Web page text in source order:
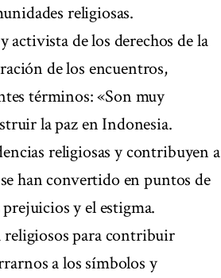
religiosas.
activista de los derechos de la
de los encuentros,
términos: «Son muy
la paz en Indonesia.
religiosas y contribuyen a
han convertido en puntos de
y el estigma.
religiosos para contribuir
a los símbolos y